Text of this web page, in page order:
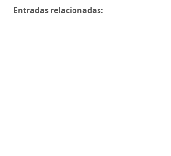
Entradas relacionadas: